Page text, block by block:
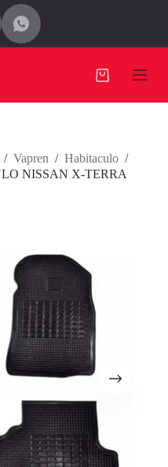
Carro
/ Vapren / Habitaculo /
NISSAN X-TERRA